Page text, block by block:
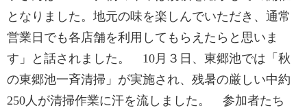
となりました。地元の味を楽しんでいただき、通常
営業日でも各店舗を利用してもらえたらと思いま
す」と話されました。 10月３日、東郷池では「秋
の東郷池一斉清掃」が実施され、残暑の厳しい中約
250人が清掃作業に汗を流しました。 参加者たち